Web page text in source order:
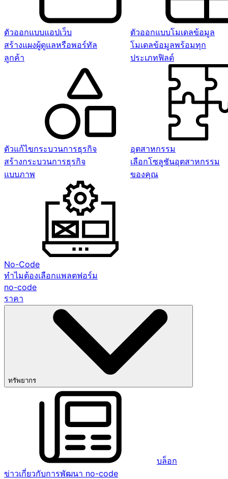
ตัวออกแบบแอปเว็บ
สร้างแผงผู้ดูแลหรือพอร์ทัล
ลูกค้า
ตัวออกแบบโมเดลข้อมูล
โมเดลข้อมูลพร้อมทุก
ประเภทฟิลด์
ตัวแก้ไขกระบวนการธุรกิจ
สร้างกระบวนการธุรกิจ
แบบภาพ
อุตสาหกรรม
เลือกโซลูชันอุตสาหกรรม
ของคุณ
No-Code
ทำไมต้องเลือกแพลตฟอร์ม
no-code
ราคา
ทรัพยากร
บล็อก
ข่าวเกี่ยวกับการพัฒนา no-code